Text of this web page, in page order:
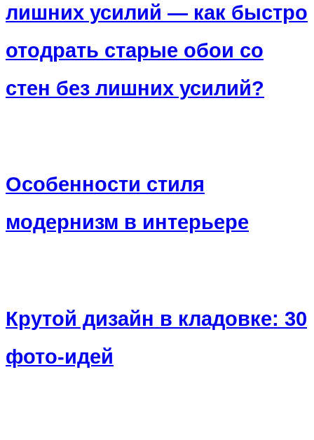
лишних усилий — как быстро
отодрать старые обои со
стен без лишних усилий?
Особенности стиля
модернизм в интерьере
Крутой дизайн в кладовке: 30
фото-идей